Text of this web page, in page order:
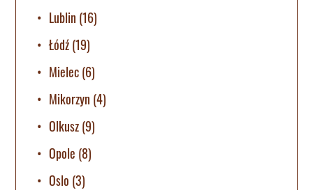
Lublin (16)
Łódź(19)
Mielec(6)
Mikorzyn (4)
Olkusz(9)
Opole (8)
Oslo (3)